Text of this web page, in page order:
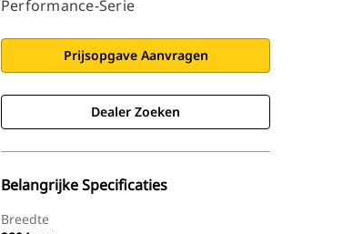
Performance-Serie
Prijsopgave Aanvragen
Dealer Zoeken
Belangrijke Specificaties
Breedte